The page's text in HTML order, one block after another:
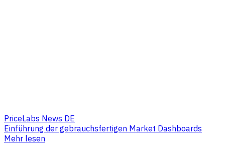
PriceLabs News DE
Einführung der gebrauchsfertigen Market Dashboards
Mehr lesen